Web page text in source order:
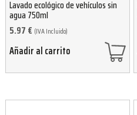
Lavado ecológico de vehículos sin
agua 750ml
5.97 € (IVA Incluido)
Añadir al carrito